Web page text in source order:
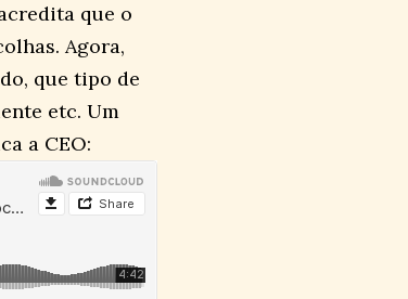
que o
Agora,
que tipo de
etc. Um
a CEO: